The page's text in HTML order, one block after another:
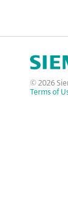
© 2026
Terms of